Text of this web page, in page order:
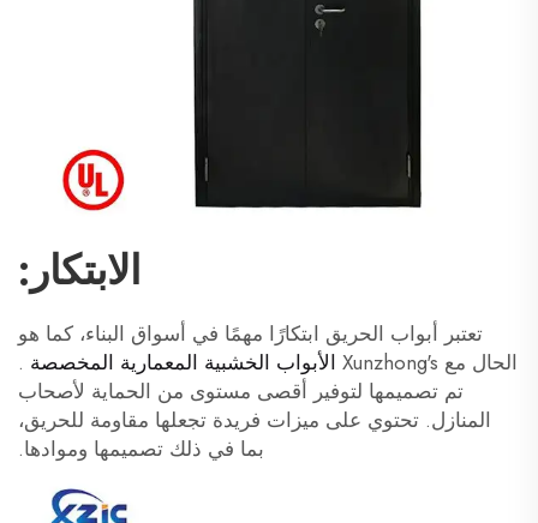
الابتكار:
تعتبر أبواب الحريق ابتكارًا مهمًا في أسواق البناء، كما هو
الحال مع Xunzhong's
الأبواب الخشبية المعمارية المخصصة .
تم تصميمها لتوفير أقصى مستوى من الحماية لأصحاب
المنازل. تحتوي على ميزات فريدة تجعلها مقاومة للحريق،
بما في ذلك تصميمها وموادها.